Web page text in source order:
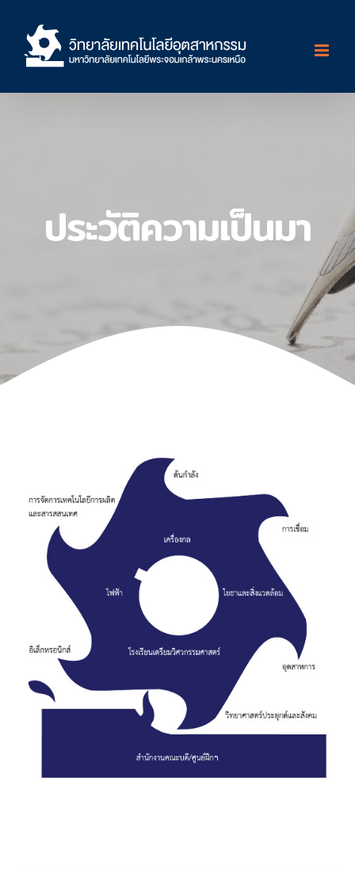
content
ประวัติความเป็นมา